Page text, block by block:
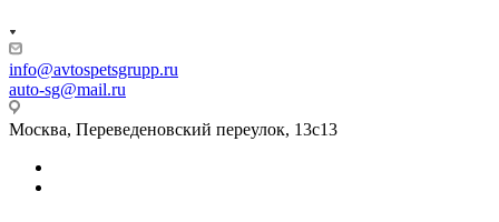
info@avtospetsgrupp.ru
auto-sg@mail.ru
Москва, Переведеновский переулок, 13с13